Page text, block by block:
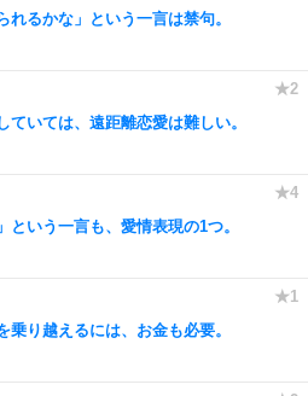
れるかな」という一言は禁句。
ていては、遠距離恋愛は難しい。
という一言も、愛情表現の1つ。
乗り越えるには、お金も必要。